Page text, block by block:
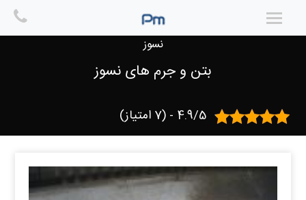
content
خانه پوشش های حفاظتی و ضد خوردگی
/ بتن و جرم های
نسوز
بتن و جرم های نسوز
4.9/5 - (7 امتیاز)